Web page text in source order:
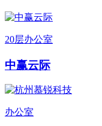
20层办公室
中赢云际
办公室